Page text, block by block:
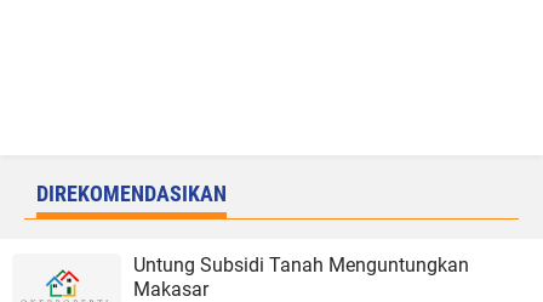
DIREKOMENDASIKAN
Untung Subsidi Tanah Menguntungkan
Makasar